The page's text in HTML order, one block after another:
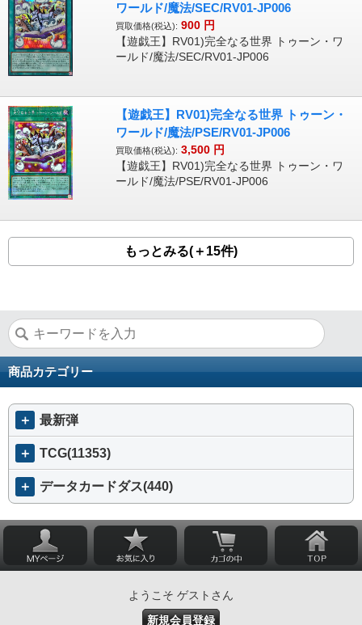
ワールド/魔法/SEC/RV01-JP006
買取価格(税込): 900 円
【遊戯王】RV01)完全なる世界 トゥーン・ワ
ールド/魔法/SEC/RV01-JP006
【遊戯王】RV01)完全なる世界 トゥーン・
ワールド/魔法/PSE/RV01-JP006
買取価格(税込): 3,500 円
【遊戯王】RV01)完全なる世界 トゥーン・ワ
ールド/魔法/PSE/RV01-JP006
もっとみる(＋15件)
商品カテゴリー
＋ 最新弾
＋ TCG(11353)
＋ データカードダス(440)
ようこそ ゲストさん
新規会員登録